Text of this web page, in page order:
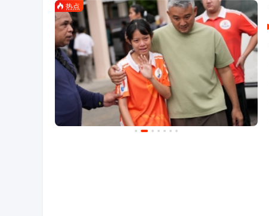
汽车 懂车帝 汽车之家 百度有驾
生活 小红书 AI导航 微信网页版